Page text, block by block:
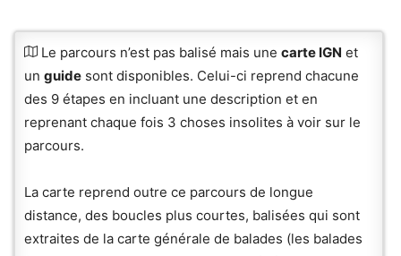
Le parcours n’est pas balisé mais une carte IGN et
un guide sont disponibles. Celui-ci reprend chacune
des 9 étapes en incluant une description et en
reprenant chaque fois 3 choses insolites à voir sur le
parcours.
La carte reprend outre ce parcours de longue
distance, des boucles plus courtes, balisées qui sont
extraites de la carte générale de balades (les balades